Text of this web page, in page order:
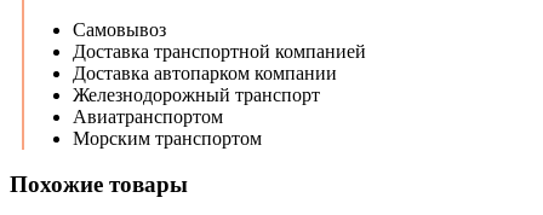
Самовывоз
Доставка транспортной компанией
Доставка автопарком компании
Железнодорожный транспорт
Авиатранспортом
Морским транспортом
Похожие товары